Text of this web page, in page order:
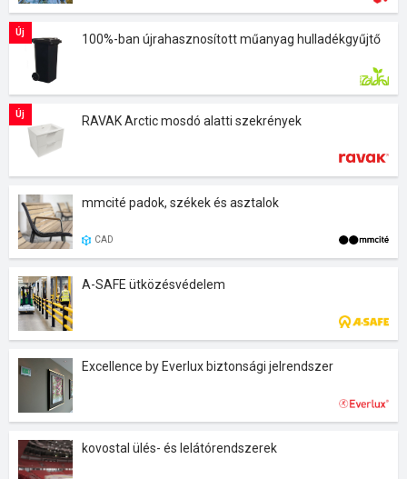
Új 100%-ban újrahasznosított műanyag hulladékgyűjtő
Új RAVAK Arctic mosdó alatti szekrények
mmcité padok, székek és asztalok
CAD
A-SAFE ütközésvédelem
Excellence by Everlux biztonsági jelrendszer
kovostal ülés- és lelátórendszerek